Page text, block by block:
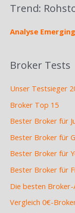
Trend:
Analyse
Broker Tests
Unser Testsieger
Broker Top 15
Bester Broker für
Bester Broker für
Bester Broker für
Bester Broker für
Die besten Broker-
Vergleich 0€-